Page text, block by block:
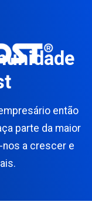
então
parte da maior
nos a crescer e